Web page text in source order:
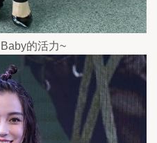
的活力~